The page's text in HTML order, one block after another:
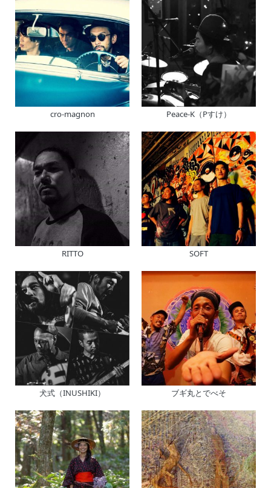
cro-magnon Peace-K（Pすけ）
RITTO SOFT
犬式（INUSHIKI） ブギ丸とでべそ